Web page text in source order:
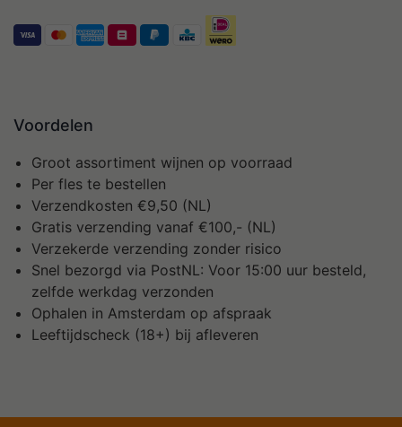
Voordelen
Groot assortiment wijnen op voorraad
Per fles te bestellen
Verzendkosten €9,50 (NL)
Gratis verzending vanaf €100,- (NL)
Verzekerde verzending zonder risico
Snel bezorgd via PostNL: Voor 15:00 uur besteld,
zelfde werkdag verzonden
Ophalen in Amsterdam op afspraak
Leeftijdscheck (18+) bij afleveren